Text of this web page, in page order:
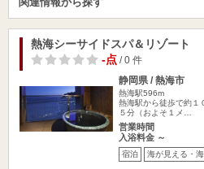
熱海シーサイドスパ＆リゾート
-点/ 0 件
静岡県 / 熱海市
熱海駅596m
熱海駅から徒歩で約１
５分（およそ１メ…
営業時間
入浴料金 ～
宿泊 海が見える・海